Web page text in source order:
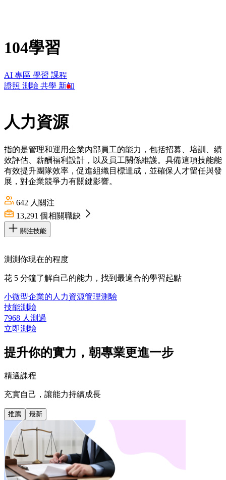
104學習
AI 專區 學習 課程
證照 測驗 共學 新知
人力資源
指的是管理和運用企業內部員工的能力，包括招募、培訓、績
效評估、薪酬福利設計，以及員工關係維護。具備這項技能能
有效提升團隊效率，促進組織目標達成，並確保人才留任與發
展，對企業競爭力有關鍵影響。
642 人關注
13,291 個相關職缺
關注技能
測測你現在的程度
花 5 分鐘了解自己的能力，找到最適合的學習起點
小微型企業的人力資源管理測驗
技能測驗
7968 人測過
立即測驗
提升你的實力，朝專業更進一步
精選課程
充實自己，讓能力持續成長
推薦 最新